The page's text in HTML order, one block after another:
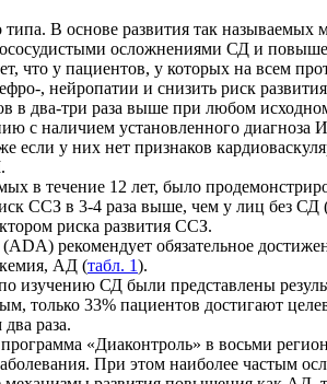
В основе развития так
осложнениями СД и
что у пациентов, у которых на всем
, нейропатии и снизить риск
в два-три раза выше при любом
с наличием установленного диагноза
у них нет признаков
в течение 12 лет, было
ССЗ в 3-4 раза выше, чем у лиц без СД
риска развития ССЗ.
рекомендует обязательное
АД (табл. 1).
изучению СД были представлены
только 33% пациентов достигают
раза.
«Диаконтроль» в восьми
При этом наиболее частым